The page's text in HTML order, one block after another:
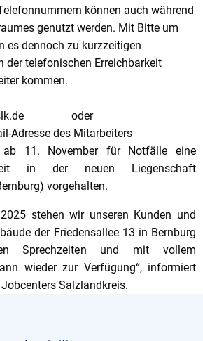
können auch während
genutzt werden. Mit Bitte um
es dennoch zu kurzzeitigen
der telefonischen Erreichbarkeit
kommen.
slk.de oder
Adresse des Mitarbeiters
ab 11. November für Notfälle eine
in der neuen Liegenschaft
vorgehalten.
stehen wir unseren Kunden und
der Friedensallee 13 in Bernburg
Sprechzeiten und mit vollem
wieder zur Verfügung“, informiert
Salzlandkreis.